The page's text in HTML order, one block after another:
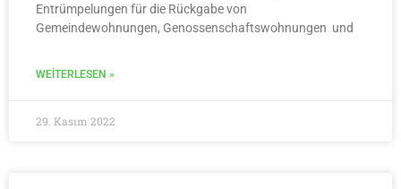
Entrümpelungen für die Rückgabe von
Gemeindewohnungen, Genossenschaftswohnungen und
WEITERLESEN »
29. Kasım 2022